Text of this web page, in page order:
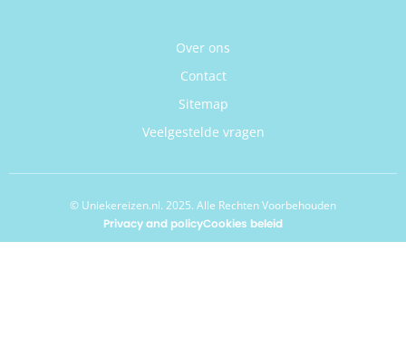
Over ons
Contact
Sitemap
Veelgestelde vragen
© Uniekereizen.nl. 2025. Alle Rechten Voorbehouden
Privacy and policyCookies beleid